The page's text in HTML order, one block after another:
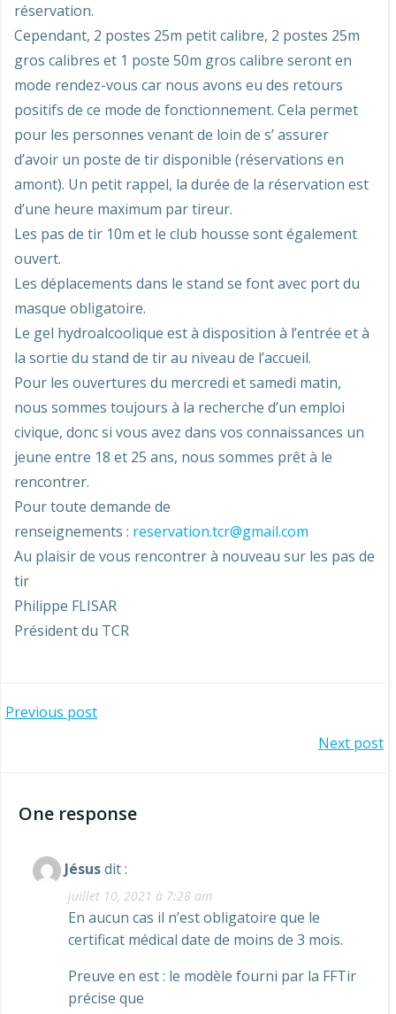
réservation.
Cependant, 2 postes 25m petit calibre, 2 postes 25m
gros calibres et 1 poste 50m gros calibre seront en
mode rendez-vous car nous avons eu des retours
positifs de ce mode de fonctionnement. Cela permet
pour les personnes venant de loin de s’ assurer
d’avoir un poste de tir disponible (réservations en
amont). Un petit rappel, la durée de la réservation est
d’une heure maximum par tireur.
Les pas de tir 10m et le club housse sont également
ouvert.
Les déplacements dans le stand se font avec port du
masque obligatoire.
Le gel hydroalcoolique est à disposition à l’entrée et à
la sortie du stand de tir au niveau de l’accueil.
Pour les ouvertures du mercredi et samedi matin,
nous sommes toujours à la recherche d’un emploi
civique, donc si vous avez dans vos connaissances un
jeune entre 18 et 25 ans, nous sommes prêt à le
rencontrer.
Pour toute demande de
renseignements : reservation.tcr@gmail.com
Au plaisir de vous rencontrer à nouveau sur les pas de
tir
Philippe FLISAR
Président du TCR
Navigation
l’article
Previous post
de
l’article
Next post
One response
Jésusdit :
juillet 10, 2021 à 7:28 am
En aucun cas il n’est obligatoire que le
certificat médical date de moins de 3 mois.
Preuve en est : le modèle fourni par la FFTir
précise que